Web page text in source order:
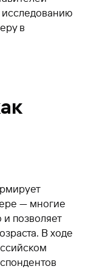
исследованию
в
— многие
и позволяет
В ходе